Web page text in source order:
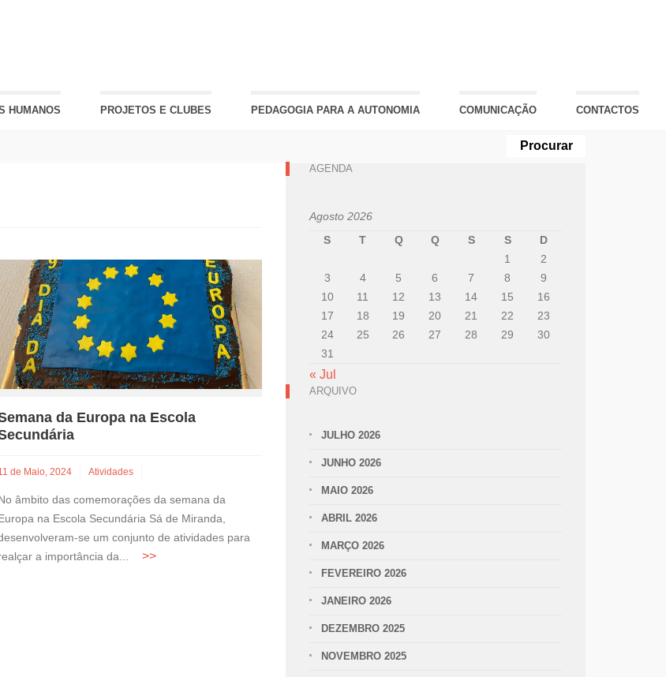
HUMANOS PROJETOS E CLUBES PEDAGOGIA PARA A AUTONOMIA COMUNICAÇÃO CONTACTOS
da Europa na Escola
de Maio, 2024 Atividades
âmbito das comemorações da semana da
na Escola Secundária Sá de Miranda,
se um conjunto de atividades para
a importância da...
AGENDA
Agosto 2026
S
T Q Q S S
D
1
2
3
4 5 6 7 8
9
10
11 12 13 14 15
16
17
18 19 20 21 22
23
24
25 26 27 28 29
30
31
« Jul
ARQUIVO
JULHO 2026
JUNHO 2026
MAIO 2026
ABRIL 2026
MARÇO 2026
FEVEREIRO 2026
JANEIRO 2026
DEZEMBRO 2025
NOVEMBRO 2025